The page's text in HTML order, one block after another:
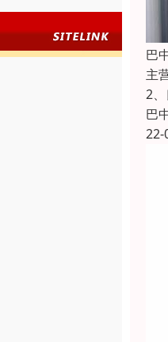
巴
主
2
巴
22-